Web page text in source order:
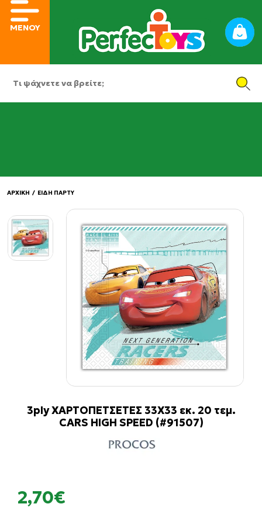
ΜΕΝΟΥ
ΑΡΧΙΚΗ / ΕΙΔΗ ΠΑΡΤΥ
3ply ΧΑΡΤΟΠΕΤΣΕΤΕΣ 33Χ33 εκ. 20 τεμ.
CARS HIGH SPEED (#91507)
2,70€